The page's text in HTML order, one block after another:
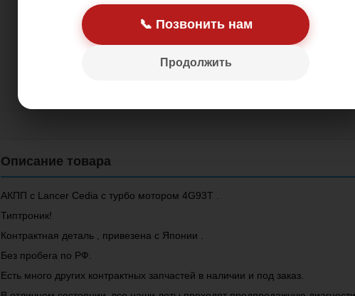
📞 Позвонить нам
Продолжить
АКПП с Lancer Cedia с турбо мотором 4G93T .
Типтроник!
Контрактная деталь , привезена с Японии .
Без пробега по РФ.
Есть много других контрактных запчастей в наличии и под заказ.